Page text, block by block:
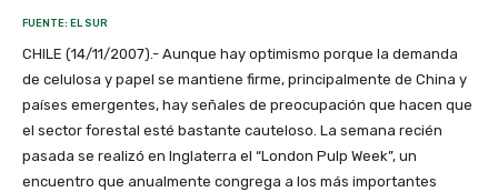
FUENTE: EL SUR
CHILE (14/11/2007).- Aunque hay optimismo porque la demanda
de celulosa y papel se mantiene firme, principalmente de China y
países emergentes, hay señales de preocupación que hacen que
el sector forestal esté bastante cauteloso. La semana recién
pasada se realizó en Inglaterra el “London Pulp Week”, un
encuentro que anualmente congrega a los más importantes